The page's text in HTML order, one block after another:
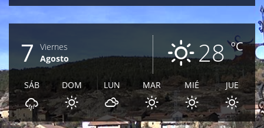
ºC
28
7
Viernes
Agosto
SÁB DOM LUN MAR MIÉ JUE